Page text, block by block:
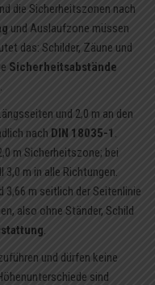
die Sicherheitszonen nach
und Auslaufzone müssen
das: Schilder, Zäune und
Sicherheitsabstände
und 2,0 m an den
nach DIN 18035-1 .
m Sicherheitszone; bei
3,0 m in alle Richtungen.
3,66 m seitlich der Seitenlinie
also ohne Ständer, Schild
.
und dürfen keine
sind